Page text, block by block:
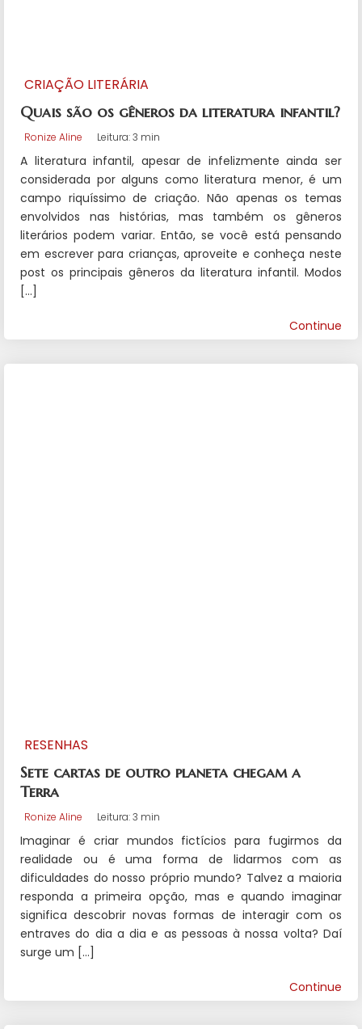
CRIAÇÃO LITERÁRIA
Quais são os gêneros da literatura infantil?
Ronize Aline Leitura: 3 min
A literatura infantil, apesar de infelizmente ainda ser
considerada por alguns como literatura menor, é um
campo riquíssimo de criação. Não apenas os temas
envolvidos nas histórias, mas também os gêneros
literários podem variar. Então, se você está pensando
em escrever para crianças, aproveite e conheça neste
post os principais gêneros da literatura infantil. Modos
[…]
Continue
RESENHAS
Sete cartas de outro planeta chegam a
Terra
Ronize Aline Leitura: 3 min
Imaginar é criar mundos fictícios para fugirmos da
realidade ou é uma forma de lidarmos com as
dificuldades do nosso próprio mundo? Talvez a maioria
responda a primeira opção, mas e quando imaginar
significa descobrir novas formas de interagir com os
entraves do dia a dia e as pessoas à nossa volta? Daí
surge um […]
Continue